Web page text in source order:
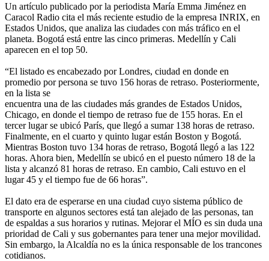
Un artículo publicado por la periodista María Emma Jiménez en
Caracol Radio cita el más reciente estudio de la empresa INRIX, en
Estados Unidos, que analiza las ciudades con más tráfico en el
planeta. Bogotá está entre las cinco primeras. Medellín y Cali
aparecen en el top 50.
“El listado es encabezado por Londres, ciudad en donde en
promedio por persona se tuvo 156 horas de retraso. Posteriormente,
en la lista se
encuentra una de las ciudades más grandes de Estados Unidos,
Chicago, en donde el tiempo de retraso fue de 155 horas. En el
tercer lugar se ubicó París, que llegó a sumar 138 horas de retraso.
Finalmente, en el cuarto y quinto lugar están Boston y Bogotá.
Mientras Boston tuvo 134 horas de retraso, Bogotá llegó a las 122
horas. Ahora bien, Medellín se ubicó en el puesto número 18 de la
lista y alcanzó 81 horas de retraso. En cambio, Cali estuvo en el
lugar 45 y el tiempo fue de 66 horas”.
El dato era de esperarse en una ciudad cuyo sistema público de
transporte en algunos sectores está tan alejado de las personas, tan
de espaldas a sus horarios y rutinas. Mejorar el MÍO es sin duda una
prioridad de Cali y sus gobernantes para tener una mejor movilidad.
Sin embargo, la Alcaldía no es la única responsable de los trancones
cotidianos.